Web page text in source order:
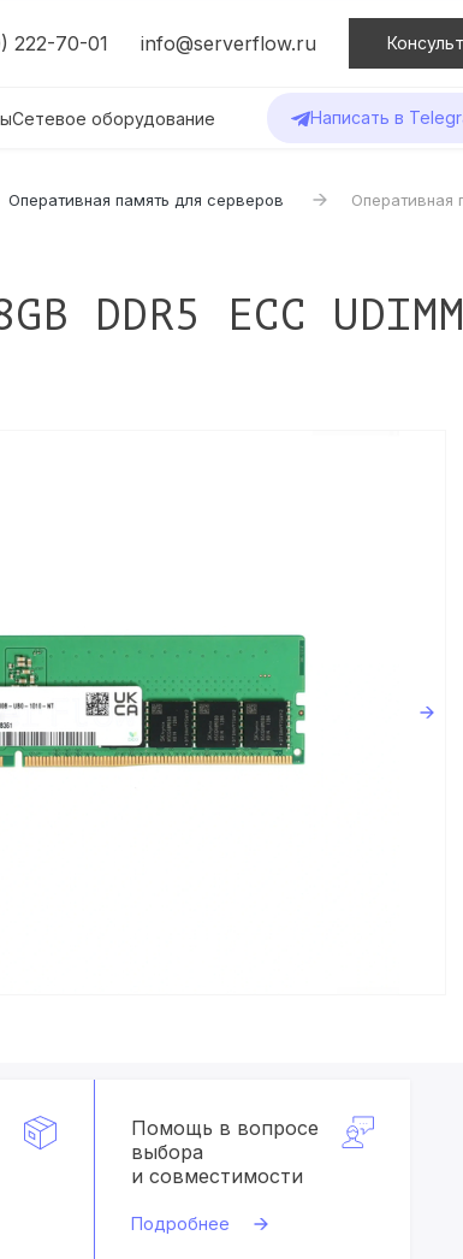
222-70-01 info@serverflow.ru
Сетевое оборудование Написать в
Оперативная память для серверов
Оперативная
DDR5 ECC
Помощь в вопросе
выбора
и совместимости
Подробнее